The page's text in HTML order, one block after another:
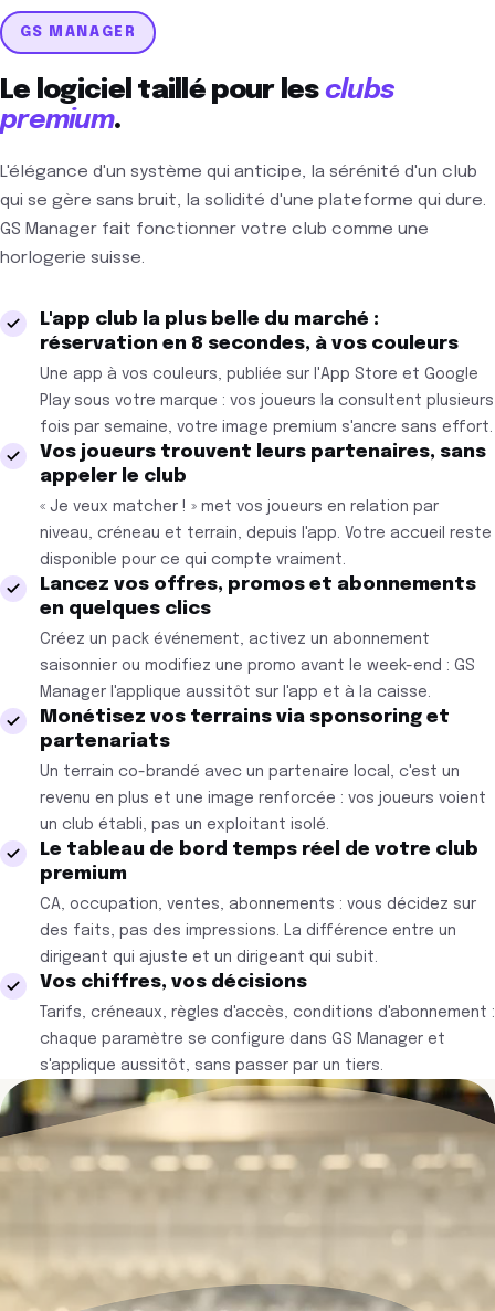
/ semaine
GS MANAGER
Le logiciel taillé pour les clubs
premium.
L'élégance d'un système qui anticipe, la sérénité d'un club
qui se gère sans bruit, la solidité d'une plateforme qui dure.
GS Manager fait fonctionner votre club comme une
horlogerie suisse.
L'app club la plus belle du marché :
réservation en 8 secondes, à vos couleurs
Une app à vos couleurs, publiée sur l'App Store et Google
Play sous votre marque : vos joueurs la consultent plusieurs
fois par semaine, votre image premium s'ancre sans effort.
Vos joueurs trouvent leurs partenaires, sans
appeler le club
« Je veux matcher ! » met vos joueurs en relation par
niveau, créneau et terrain, depuis l'app. Votre accueil reste
disponible pour ce qui compte vraiment.
Lancez vos offres, promos et abonnements
en quelques clics
Créez un pack événement, activez un abonnement
saisonnier ou modifiez une promo avant le week-end : GS
Manager l'applique aussitôt sur l'app et à la caisse.
Monétisez vos terrains via sponsoring et
partenariats
Un terrain co-brandé avec un partenaire local, c'est un
revenu en plus et une image renforcée : vos joueurs voient
un club établi, pas un exploitant isolé.
Le tableau de bord temps réel de votre club
premium
CA, occupation, ventes, abonnements : vous décidez sur
des faits, pas des impressions. La différence entre un
dirigeant qui ajuste et un dirigeant qui subit.
Vos chiffres, vos décisions
Tarifs, créneaux, règles d'accès, conditions d'abonnement :
chaque paramètre se configure dans GS Manager et
s'applique aussitôt, sans passer par un tiers.